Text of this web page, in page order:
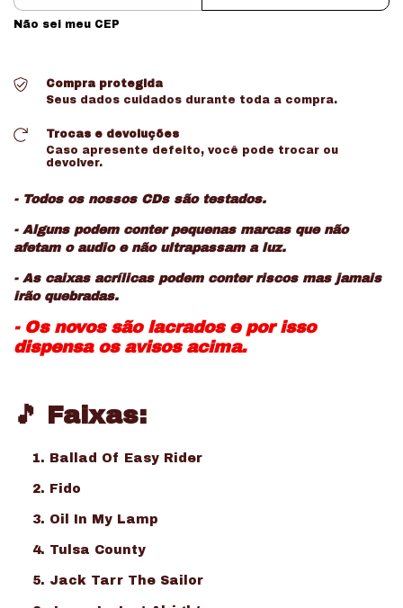
Não sei meu CEP
Compra protegida
Seus dados cuidados durante toda a compra.
Trocas e devoluções
Caso apresente defeito, você pode trocar ou
devolver.
- Todos os nossos CDs são testados.
- Alguns podem conter pequenas marcas que não
afetam o audio e não ultrapassam a luz.
- As caixas acrílicas podem conter riscos mas jamais
irão quebradas.
- Os novos são lacrados e por isso
dispensa os avisos acima.
🎵 Faixas:
Ballad Of Easy Rider
Fido
Oil In My Lamp
Tulsa County
Jack Tarr The Sailor